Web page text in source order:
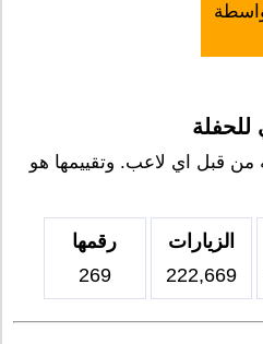
للحفلة
من قبل اي لاعب. وتقييمها هو
الزيارات
222,669
رقمها
269